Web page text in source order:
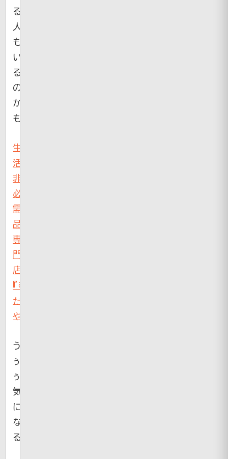
る
人
も
い
る
の
か
も
生
活
非
必
需
品
専
門
店
『む
だ
や』
う
ぅ
ぅ。
気
に
な
る